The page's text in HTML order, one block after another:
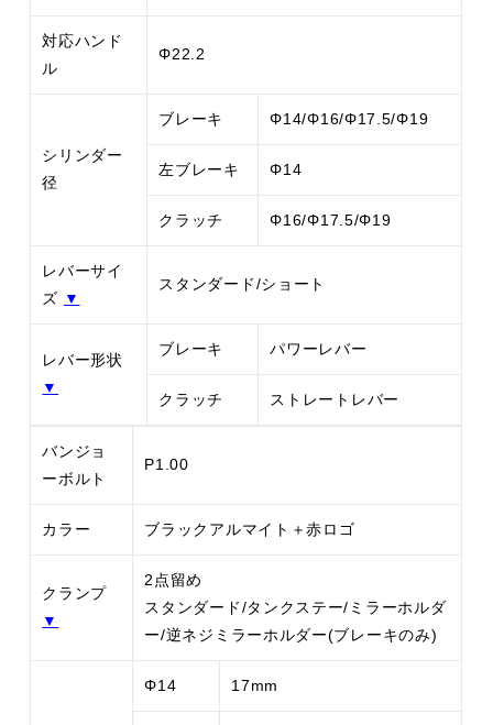
対応ハンド
ル
Φ22.2
シリンダー
径
ブレーキ Φ14/Φ16/Φ17.5/Φ19
左ブレーキ Φ14
クラッチ Φ16/Φ17.5/Φ19
レバーサイ
ズ ▼
スタンダード/ショート
レバー形状
▼
ブレーキ パワーレバー
クラッチ ストレートレバー
バンジョ
ーボルト
P1.00
カラー ブラックアルマイト＋赤ロゴ
クランプ
▼
2点留め
スタンダード/タンクステー/ミラーホルダ
ー/逆ネジミラーホルダー(ブレーキのみ)
Φ14 17mm